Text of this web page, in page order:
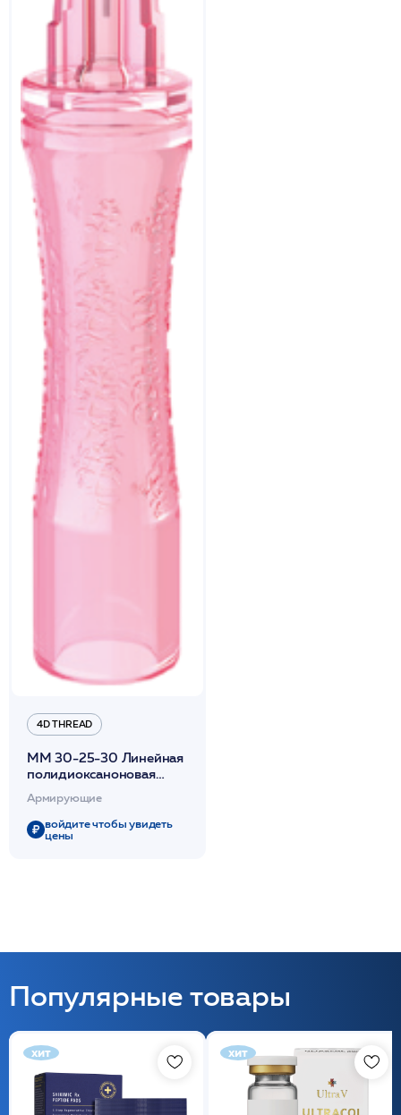
4D THREAD
МM 30-25-30 Линейная
полидиоксаноновая
гладкая Mono нить с
иглой 20шт/уп/ 4D
Thread IROXIN
Армирующие
войдите чтобы увидеть
цены
Популярные товары
хит хит